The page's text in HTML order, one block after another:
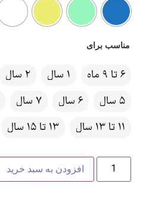
مناسب برای
6 تا 9 ماه 1 سال 2 سال
5 سال
6 سال 7 سال
11 تا 13 سال
13 تا 15 سال
افزودن به سبد خرید